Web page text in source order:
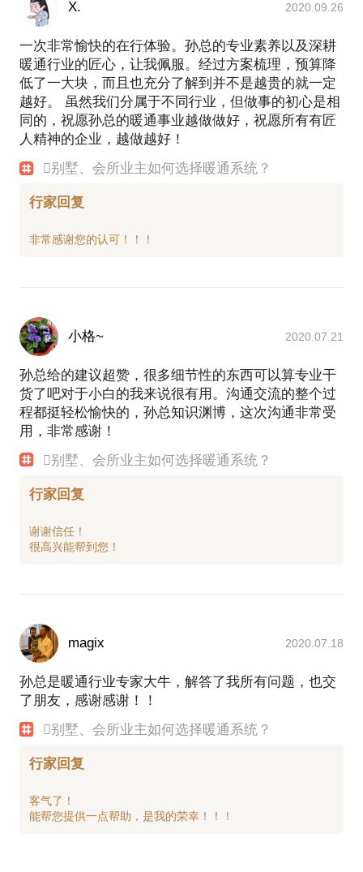
X. 2020.09.26
一次非常愉快的在行体验。孙总的专业素养以及深耕
暖通行业的匠心，让我佩服。经过方案梳理，预算降
低了一大块，而且也充分了解到并不是越贵的就一定
越好。 虽然我们分属于不同行业，但做事的初心是相
同的，祝愿孙总的暖通事业越做做好，祝愿所有有匠
人精神的企业，越做越好！
别墅、会所业主如何选择暖通系统？
行家回复
小格~ 2020.07.21
孙总给的建议超赞，很多细节性的东西可以算专业干
货了吧对于小白的我来说很有用。沟通交流的整个过
程都挺轻松愉快的，孙总知识渊博，这次沟通非常受
用，非常感谢！
别墅、会所业主如何选择暖通系统？
行家回复
谢谢信任！
magix 2020.07.18
孙总是暖通行业专家大牛，解答了我所有问题，也交
了朋友，感谢感谢！！
别墅、会所业主如何选择暖通系统？
行家回复
客气了！